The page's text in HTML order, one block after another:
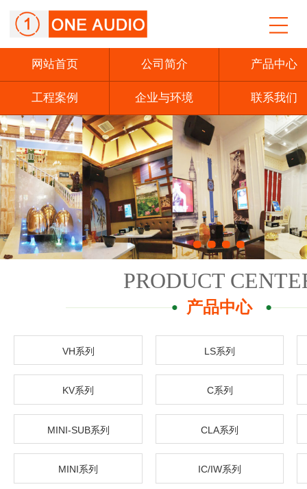
网站首页 公司简介 产品中心
工程案例 企业与环境 联系我们
PRODUCT
产品中心
VH系列 LS系列
KV系列 C系列
MINI-SUB系列 CLA系列
MINI系列 IC/IW系列